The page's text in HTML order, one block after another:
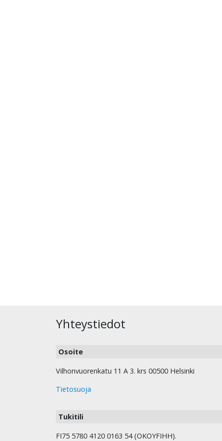
Yhteystiedot
Osoite
Vilhonvuorenkatu 11 A 3. krs 00500 Helsinki
Tietosuoja
Tukitili
FI75 5780 4120 0163 54 (OKOYFIHH).